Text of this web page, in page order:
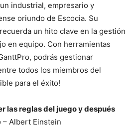
industrial, empresario y
oriundo de Escocia. Su
un hito clave en la gestión
en equipo. Con herramientas
podrás gestionar
todos los miembros del
para el éxito!
las reglas del juego y después
– Albert Einstein